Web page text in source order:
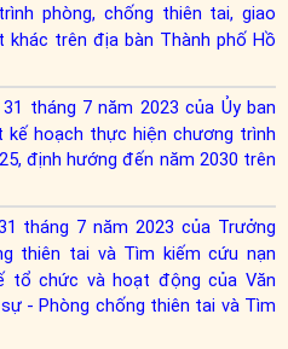
phòng, chống thiên tai, giao
trên địa bàn Thành phố Hồ
tháng 7 năm 2023 của Ủy ban
kế hoạch thực hiện chương trình
định hướng đến năm 2030 trên
tháng 7 năm 2023 của Trưởng
thiên tai và Tìm kiếm cứu nạn
tổ chức và hoạt động của Văn
- Phòng chống thiên tai và Tìm